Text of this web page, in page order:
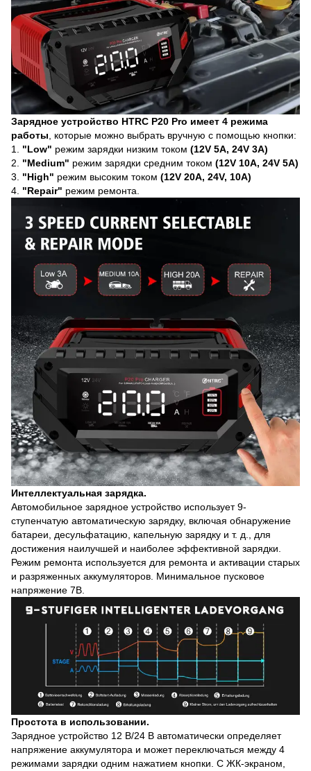
Зарядное устройство HTRC P20 Pro имеет 4 режима
работы , которые можно выбрать вручную с помощью кнопки:
1.
"Low" режим зарядки низким током (12V 5А, 24V 3А)
2. "Medium" режим зарядки средним током (12V 10А, 24V 5А)
3.
"High" режим высоким током (12V 20А, 24V, 10А)
4. "Repair" режим ремонта.
Интеллектуальная зарядка.
Автомобильное зарядное устройство использует 9-
ступенчатую автоматическую зарядку, включая обнаружение
батареи, десульфатацию, капельную зарядку и т. д., для
достижения наилучшей и наиболее эффективной зарядки.
Режим ремонта используется для ремонта и активации старых
и разряженных аккумуляторов. Минимальное пусковое
напряжение 7В.
Простота в использовании.
Зарядное устройство 12 В/24 В автоматически определяет
напряжение аккумулятора и может переключаться между 4
режимами зарядки одним нажатием кнопки. С ЖК-экраном,